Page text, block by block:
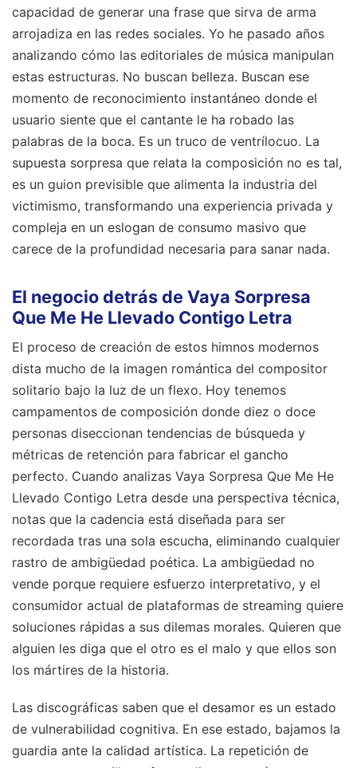
capacidad de generar una frase que sirva de arma
arrojadiza en las redes sociales. Yo he pasado años
analizando cómo las editoriales de música manipulan
estas estructuras. No buscan belleza. Buscan ese
momento de reconocimiento instantáneo donde el
usuario siente que el cantante le ha robado las
palabras de la boca. Es un truco de ventrílocuo. La
supuesta sorpresa que relata la composición no es tal,
es un guion previsible que alimenta la industria del
victimismo, transformando una experiencia privada y
compleja en un eslogan de consumo masivo que
carece de la profundidad necesaria para sanar nada.
El negocio detrás de Vaya Sorpresa
Que Me He Llevado Contigo Letra
El proceso de creación de estos himnos modernos
dista mucho de la imagen romántica del compositor
solitario bajo la luz de un flexo. Hoy tenemos
campamentos de composición donde diez o doce
personas diseccionan tendencias de búsqueda y
métricas de retención para fabricar el gancho
perfecto. Cuando analizas Vaya Sorpresa Que Me He
Llevado Contigo Letra desde una perspectiva técnica,
notas que la cadencia está diseñada para ser
recordada tras una sola escucha, eliminando cualquier
rastro de ambigüedad poética. La ambigüedad no
vende porque requiere esfuerzo interpretativo, y el
consumidor actual de plataformas de streaming quiere
soluciones rápidas a sus dilemas morales. Quieren que
alguien les diga que el otro es el malo y que ellos son
los mártires de la historia.
Las discográficas saben que el desamor es un estado
de vulnerabilidad cognitiva. En ese estado, bajamos la
guardia ante la calidad artística. La repetición de